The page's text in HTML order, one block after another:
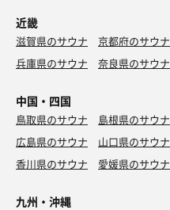
近畿
滋賀県のサウナ 京都府のサウナ
兵庫県のサウナ
奈良県のサウナ
中国・四国
鳥取県のサウナ 島根県のサウナ
広島県のサウナ
山口県のサウナ
香川県のサウナ
愛媛県のサウナ
九州・沖縄